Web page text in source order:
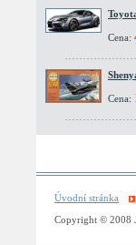
Cena:
Cena:
Úvodní stránka
Copyright © 2008